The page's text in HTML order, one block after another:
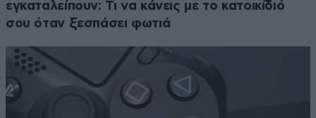
εγκαταλείπουν: Τι να κάνεις με το κατοικίδιό
σου όταν ξεσπάσει φωτιά